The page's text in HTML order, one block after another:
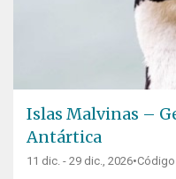
Islas Malvinas –
Antártica
11 dic. - 29 dic., 2026•